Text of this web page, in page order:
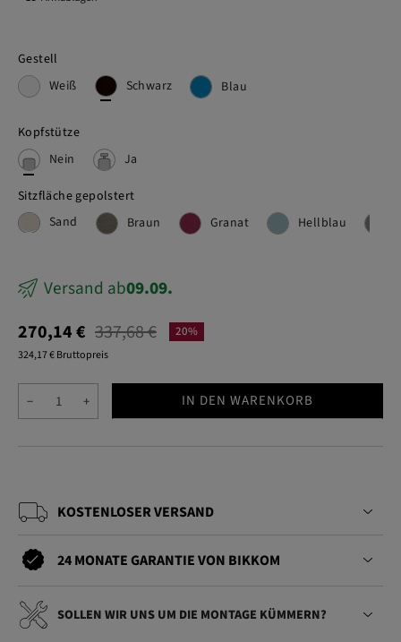
Gestell
Weiß
Schwarz Blau
Kopfstütze
Nein
Ja
Sitzfläche gepolstert
Sand
Braun Granat Hellblau
Versand ab09.09.
20%
270,14 € 337,68 €
324,17 € Bruttopreis
− + IN DEN WARENKORB
KOSTENLOSER VERSAND
24 MONATE GARANTIE VON BIKKOM
SOLLEN WIR UNS UM DIE MONTAGE KÜMMERN?